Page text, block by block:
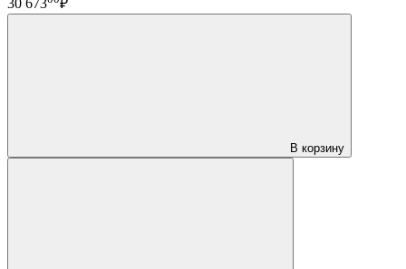
30 673
₽
В корзину